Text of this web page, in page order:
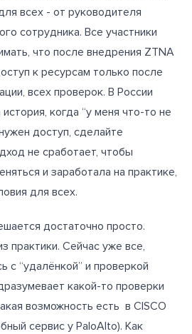
всех - от руководителя
сотрудника. Все участники
что после внедрения ZTNA
к ресурсам только после
всех проверок. В России
когда “у меня что-то не
доступ, сделайте
не сработает, чтобы
и заработала на практике,
для всех.
достаточно просто.
практики. Сейчас уже все,
с “удалёнкой” и проверкой
какой-то проверки
возможность есть в CISCO
сервис у PaloAlto). Как